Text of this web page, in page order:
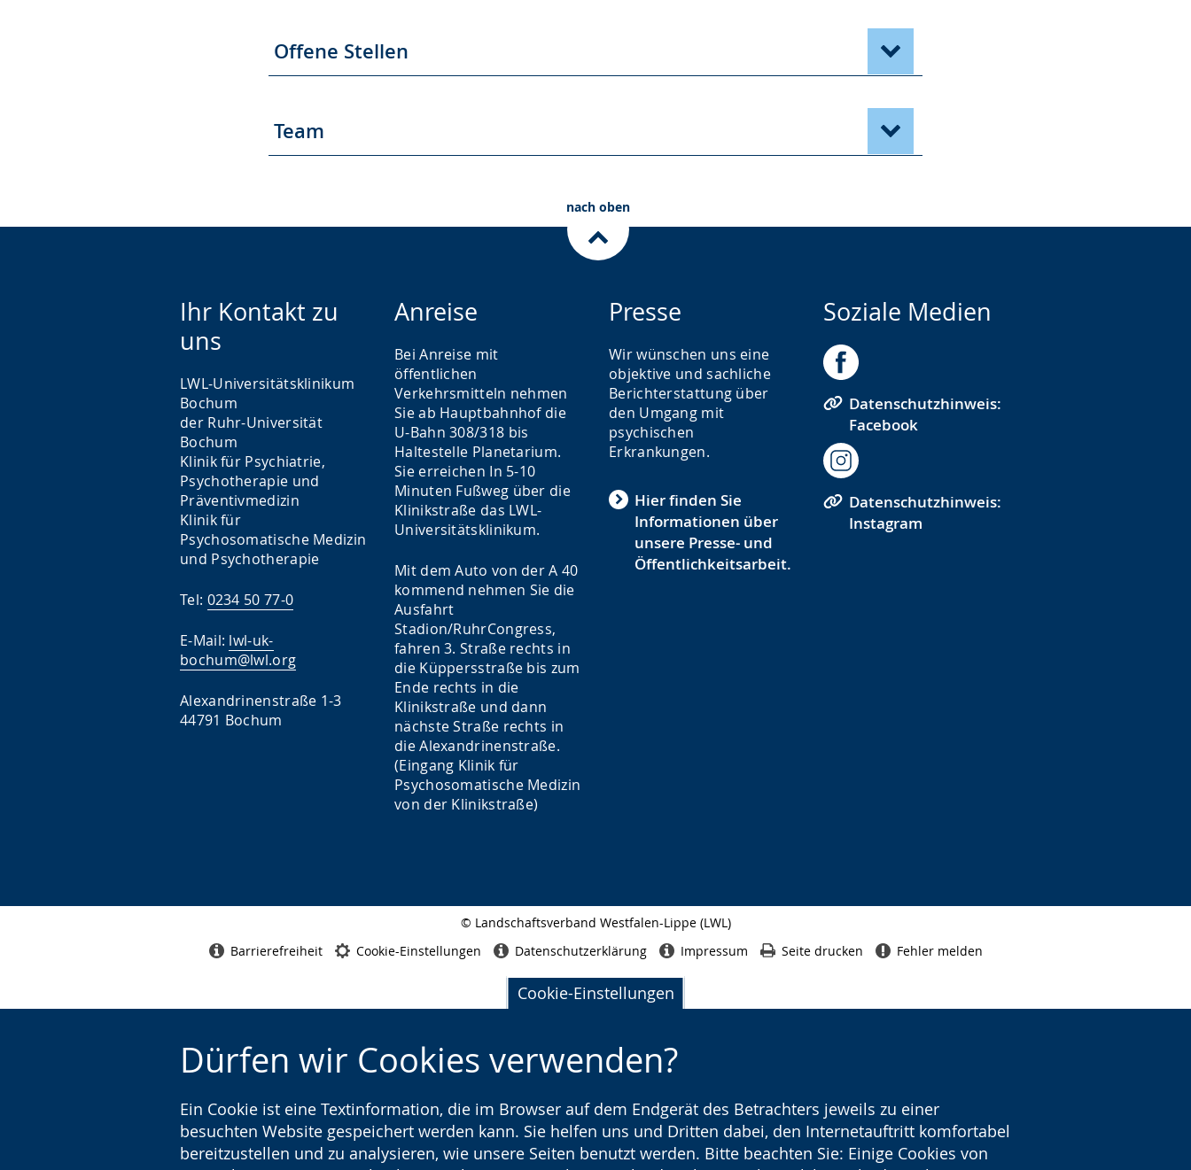
Cookie-Einstellungen
Dürfen wir Cookies verwenden?
Ein Cookie ist eine Textinformation, die im Browser auf dem Endgerät des Betrachters jeweils zu einer
besuchten Website gespeichert werden kann. Sie helfen uns und Dritten dabei, den Internetauftritt komfortabel
bereitzustellen und zu analysieren, wie unsere Seiten benutzt werden. Bitte beachten Sie: Einige Cookies von
Offene Stellen
Team
nach oben
Ihr Kontakt zu
uns
LWL-Universitätsklinikum
Bochum
der Ruhr-Universität
Bochum
Klinik für Psychiatrie,
Psychotherapie und
Präventivmedizin
Klinik für
Psychosomatische Medizin
und Psychotherapie
Tel: 0234 50 77-0
E-Mail: lwl-uk-
bochum@lwl.org
Alexandrinenstraße 1-3
44791 Bochum
Anreise
Bei Anreise mit
öffentlichen
Verkehrsmitteln nehmen
Sie ab Hauptbahnhof die
U-Bahn 308/318 bis
Haltestelle Planetarium.
Sie erreichen In 5-10
Minuten Fußweg über die
Klinikstraße das LWL-
Universitätsklinikum.
Mit dem Auto von der A 40
kommend nehmen Sie die
Ausfahrt
Stadion/RuhrCongress,
fahren 3. Straße rechts in
die Küppersstraße bis zum
Ende rechts in die
Klinikstraße und dann
nächste Straße rechts in
die Alexandrinenstraße.
(Eingang Klinik für
Psychosomatische Medizin
von der Klinikstraße)
Presse
Wir wünschen uns eine
objektive und sachliche
Berichterstattung über
den Umgang mit
psychischen
Erkrankungen.
Hier finden Sie
Informationen über
unsere Presse- und
Öffentlichkeitsarbeit.
Soziale Medien
Datenschutzhinweis:
Facebook
Datenschutzhinweis:
Instagram
© Landschaftsverband Westfalen-Lippe (LWL)
Barrierefreiheit Cookie-Einstellungen Datenschutzerklärung Impressum Seite drucken Fehler melden